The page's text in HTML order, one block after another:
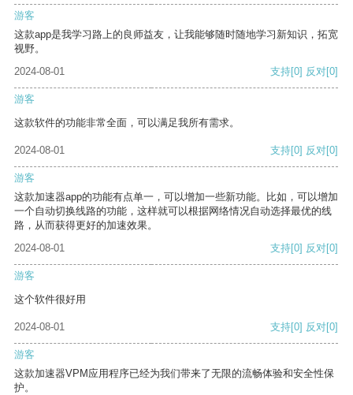
游客
这款app是我学习路上的良师益友，让我能够随时随地学习新知识，拓宽
视野。
2024-08-01
支持[0] 反对[0]
游客
这款软件的功能非常全面，可以满足我所有需求。
2024-08-01 支持[0] 反对[0]
游客
这款加速器app的功能有点单一，可以增加一些新功能。比如，可以增加
一个自动切换线路的功能，这样就可以根据网络情况自动选择最优的线
路，从而获得更好的加速效果。
2024-08-01
支持[0] 反对[0]
游客
这个软件很好用
2024-08-01 支持[0] 反对[0]
游客
这款加速器VPM应用程序已经为我们带来了无限的流畅体验和安全性保
护。